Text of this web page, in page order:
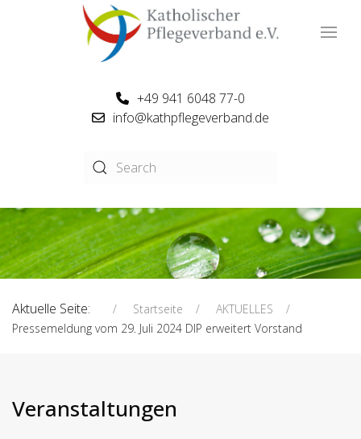
+49 941 6048 77-0
info@kathpflegeverband.de
Aktuelle Seite: Startseite
AKTUELLES
Pressemeldung vom 29. Juli 2024 DIP erweitert Vorstand
Veranstaltungen